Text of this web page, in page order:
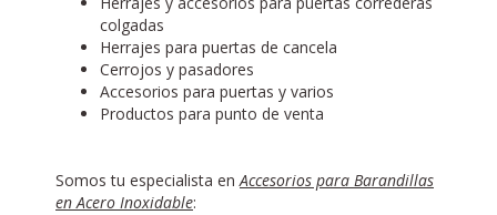
colgadas
Herrajes para puertas de cancela
Cerrojos y pasadores
Accesorios para puertas y varios
Productos para punto de venta
Somos tu especialista enAccesorios para Barandillas
en Acero Inoxidable: